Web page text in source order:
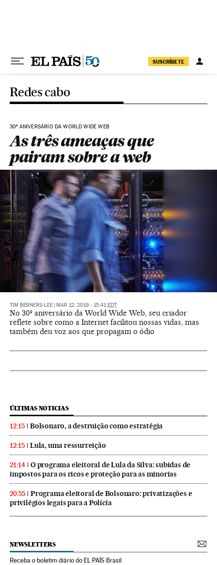
SUSCRÍBETE
Redes cabo
30º ANIVERSÁRIO DA WORLD WIDE WEB
As três ameaças que
pairam sobre a web
TIM BERNERS-LEE MAR 12, 2019 - 15:41 EDT
No 30º aniversário da World Wide Web, seu criador
reflete sobre como a Internet facilitou nossas vidas, mas
também deu voz aos que propagam o ódio
ÚLTIMAS NOTICIAS
12:15 Bolsonaro, a destruição como estratégia
12:15 Lula, uma ressurreição
21:14
O programa eleitoral de Lula da Silva: subidas de
impostos para os ricos e proteção para as minorias
20:55
Programa eleitoral de Bolsonaro: privatizações e
privilégios legais para a Polícia
NEWSLETTERS
Receba o boletim diário do EL PAÍS Brasil